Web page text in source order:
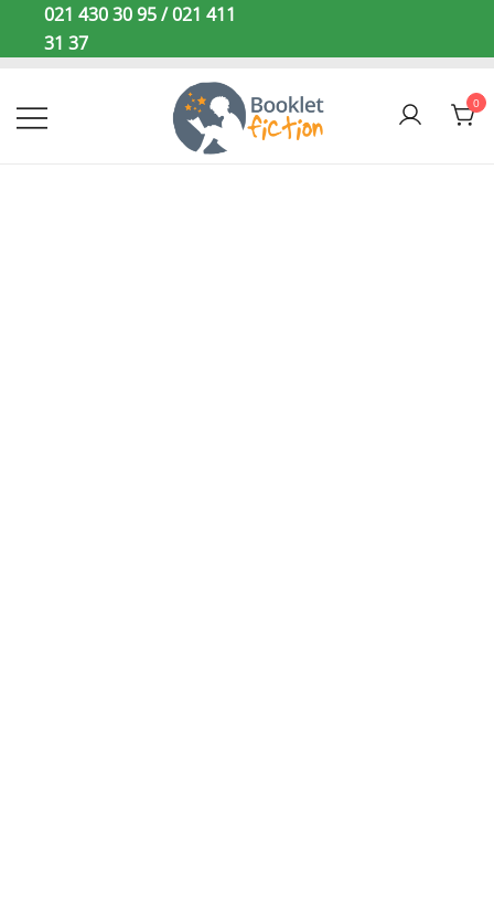
021 430 30 95 / 021 411
31 37
0